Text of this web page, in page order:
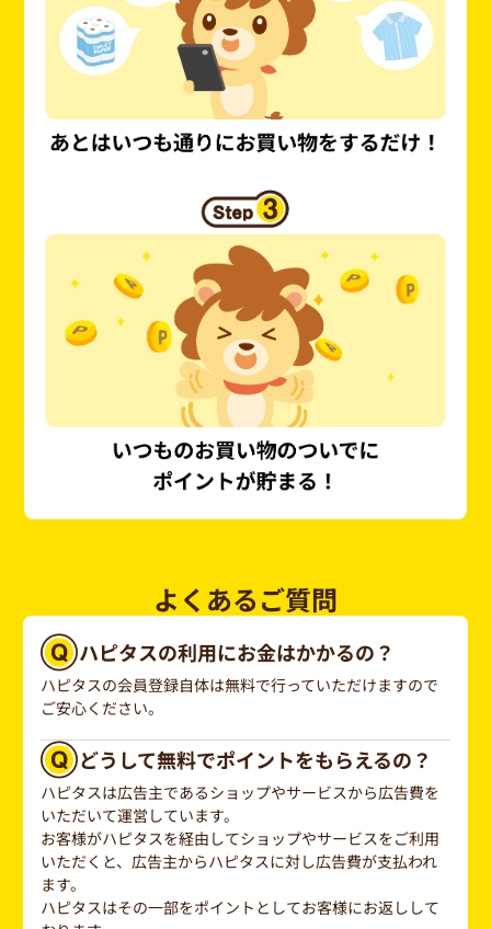
よくあるご質問
ハピタスの利用にお金はかかるの？
ハピタスの会員登録自体は無料で行っていただけますので
ご安心ください。
どうして無料でポイントをもらえるの？
ハピタスは広告主であるショップやサービスから広告費を
いただいて運営しています。
お客様がハピタスを経由してショップやサービスをご利用
いただくと、広告主からハピタスに対し広告費が支払われ
ます。
ハピタスはその一部をポイントとしてお客様にお返しして